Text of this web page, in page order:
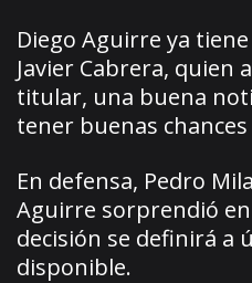
Diego Aguirre ya
Javier Cabrera,
titular, una buena
tener buenas
En defensa, Pedro
Aguirre sorprendió
decisión se definirá a
disponible.